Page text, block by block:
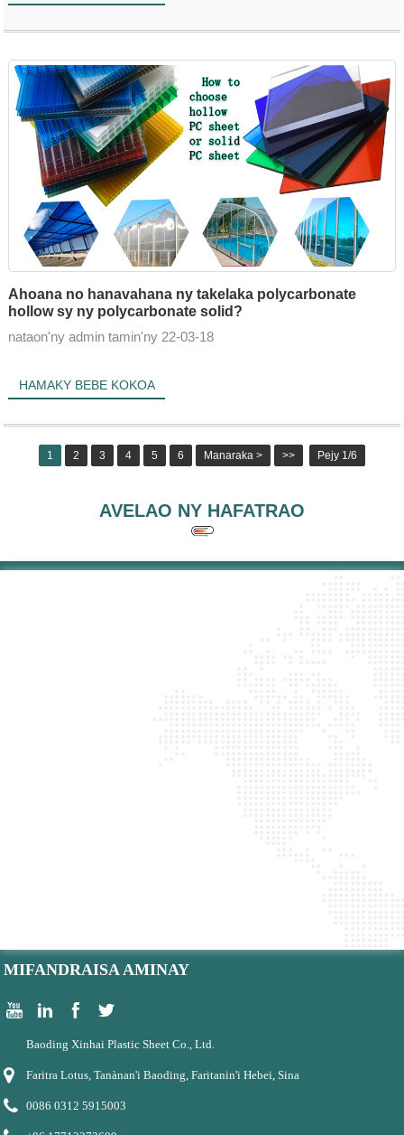
Ahoana no hanavahana ny takelaka polycarbonate
hollow sy ny polycarbonate solid?
nataon'ny admin tamin'ny 22-03-18
HAMAKY BEBE KOKOA
1 2 3 4 5 6 Manaraka > >> Pejy 1/6
AVELAO NY HAFATRAO
MIFANDRAISA AMINAY
Baoding Xinhai Plastic Sheet Co., Ltd.
Faritra Lotus, Tanànan'i Baoding, Faritanin'i Hebei, Sina
0086 0312 5915003